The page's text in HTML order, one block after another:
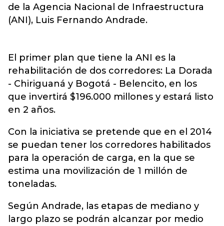
de la Agencia Nacional de Infraestructura
(ANI), Luis Fernando Andrade.
El primer plan que tiene la ANI es la
rehabilitación de dos corredores: La Dorada
- Chiriguaná y Bogotá - Belencito, en los
que invertirá $196.000 millones y estará listo
en 2 años.
Con la iniciativa se pretende que en el 2014
se puedan tener los corredores habilitados
para la operación de carga, en la que se
estima una movilización de 1 millón de
toneladas.
Según Andrade, las etapas de mediano y
largo plazo se podrán alcanzar por medio